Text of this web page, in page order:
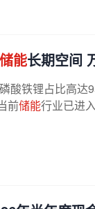
储能长期空间
酸铁锂占比高达
前储能行业已进